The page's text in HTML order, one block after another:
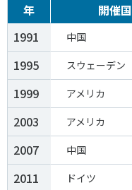
年 開催国
1991
中国
1995 スウェーデン
1999 アメリカ
2003 アメリカ
2007 中国
2011 ドイツ